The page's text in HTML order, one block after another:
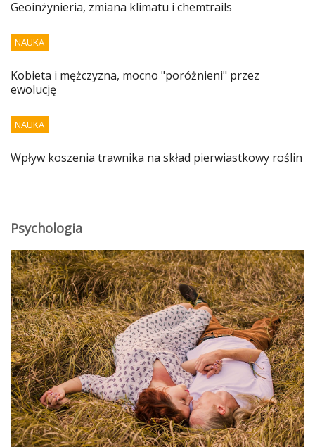
Geoinżynieria, zmiana klimatu i chemtrails
NAUKA
Kobieta i mężczyzna, mocno "poróżnieni" przez
ewolucję
NAUKA
Wpływ koszenia trawnika na skład pierwiastkowy roślin
Psychologia